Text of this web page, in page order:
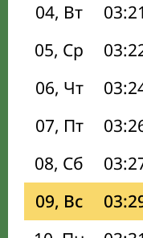
04, Вт
03:21
05, Ср
06, Чт
07, Пт
08, Сб
09, Вс